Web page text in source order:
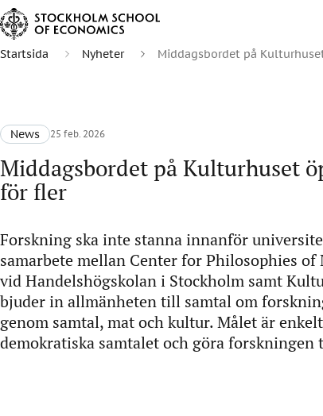
Startsida Nyheter Middagsbordet på
News 25 feb. 2026
Middagsbordet på Kulturhuset
för fler
Forskning ska inte stanna innanför
samarbete mellan Center for Philosophies
vid Handelshögskolan i Stockholm samt
bjuder in allmänheten till samtal om
genom samtal, mat och kultur. Målet är
demokratiska samtalet och göra